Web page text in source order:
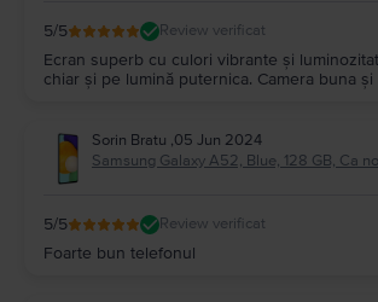
5/5 Review verificat
Ecran superb cu culori vibrante și
chiar și pe lumină puternica. Camera buna
Sorin Bratu ,05 Jun 2024
Samsung Galaxy A52, Blue, 128 GB, Ca
5/5 Review verificat
Foarte bun telefonul